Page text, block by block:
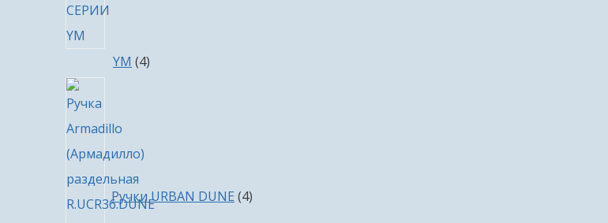
YM 44
Ручки URBAN DUNE 4